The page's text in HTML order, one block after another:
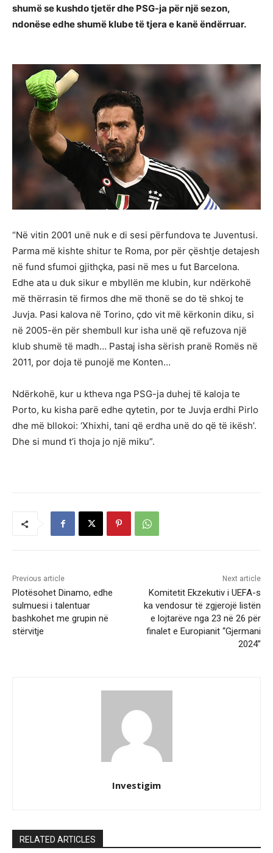
shumë se kushdo tjetër dhe PSG-ja për një sezon,
ndonëse edhe shumë klube të tjera e kanë ëndërruar.
“Në vitin 2001 unë nuk e di sesi përfundova te Juventusi.
Parma më kishte shitur te Roma, por për çështje detajesh
në fund sfumoi gjithçka, pasi në mes u fut Barcelona.
Edhe ata u duk sikur e mbyllën me klubin, kur ndërkohë
më thërrasin të firmos dhe më thonë se do të shkoj te
Juvja. Pasi kalova në Torino, çdo vit më kërkonin diku, si
në 2005-ën për shembull kur isha unë që refuzova një
klub shumë të madh… Pastaj isha sërish pranë Romës në
2011, por doja të punojë me Konten…
Ndërkohë, kur u ktheva nga PSG-ja duhej të kaloja te
Porto, ku kisha parë edhe qytetin, por te Juvja erdhi Pirlo
dhe më bllokoi: ‘Xhixhi, tani që erdha unë do që të ikësh’.
Dhe si mund t’i thoja jo një miku”.
Previous article
Plotësohet Dinamo, edhe
sulmuesi i talentuar
bashkohet me grupin në
stërvitje
Next article
Komitetit Ekzekutiv i UEFA-s
ka vendosur të zgjerojë listën
e lojtarëve nga 23 në 26 për
finalet e Europianit “Gjermani
2024”
Investigim
RELATED ARTICLES